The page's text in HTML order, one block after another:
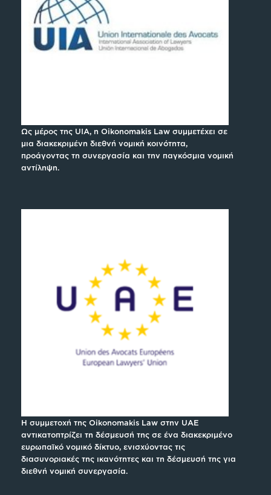
Ως μέρος της UIA, η Oikonomakis Law συμμετέχει σε
μια διακεκριμένη διεθνή νομική κοινότητα,
προάγοντας τη συνεργασία και την παγκόσμια νομική
αντίληψη.
Η συμμετοχή της Oikonomakis Law στην UAE
αντικατοπτρίζει τη δέσμευσή της σε ένα διακεκριμένο
ευρωπαϊκό νομικό δίκτυο, ενισχύοντας τις
διασυνοριακές της ικανότητες και τη δέσμευσή της για
διεθνή νομική συνεργασία.